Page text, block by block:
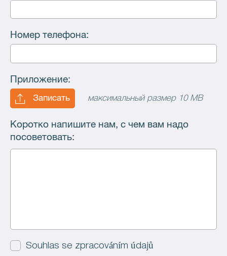
Номер телефона:
Приложение:
Записать максимальный размер 10 MB
Коротко напишите нам, с чем вам надо
посоветовать:
Souhlas se zpracováním údajů